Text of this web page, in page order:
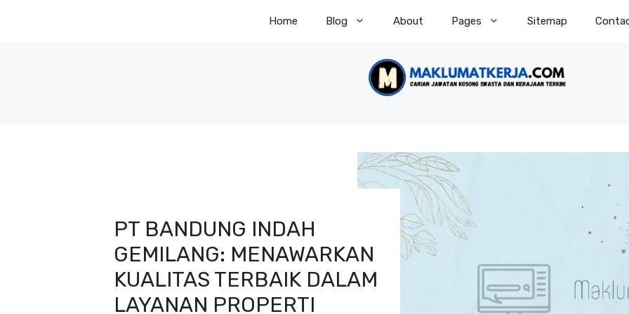
Home Blog About Pages Sitemap
PT BANDUNG INDAH
GEMILANG: MENAWARKAN
KUALITAS TERBAIK DALAM
LAYANAN PROPERTI